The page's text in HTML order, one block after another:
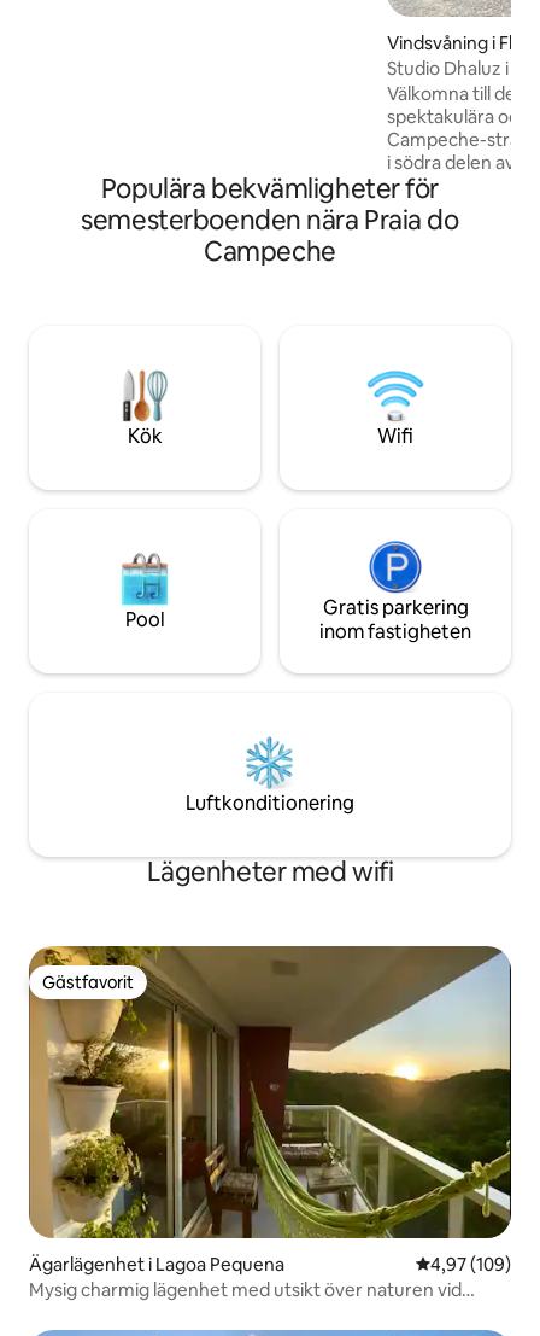
consegue fazer tudo a pé!
Vindsvåning i
Studio Dhaluz i
från havet!
Välkomna till
spektakulära och
Campeche-
i södra delen av
havet, 4 minuter
barer,
Bostadsområdet
denna underbara
är Praia do
Populära bekvämligheter för
semesterboenden nära Praia do
Campeche
Kök Wifi
Pool
Gratis parkering
inom fastigheten
Luftkonditionering
Lägenheter med wifi
Gästfavorit
Gästfavorit
Ägarlägenhet i Lagoa Pequena 4,97 av 5 i
4,97 (109)
Mysig charmig lägenhet med utsikt över naturen vid